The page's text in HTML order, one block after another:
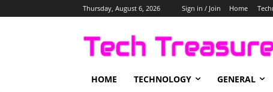
Thursday, August 6, 2026 Sign in / Join Home
HOME TECHNOLOGY GENERAL